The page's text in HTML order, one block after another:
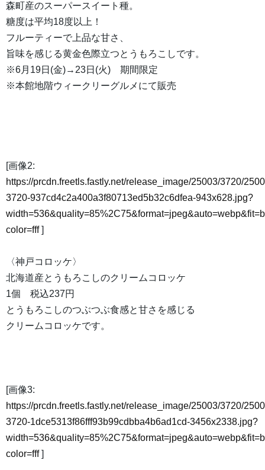
森町産のスーパースイート種。
糖度は平均18度以上！
フルーティーで上品な甘さ、
旨味を感じる黄金色際立つとうもろこしです。
※6月19日(金)→23日(火) 期間限定
※本館地階ウィークリーグルメにて販売
[画像2:
https://prcdn.freetls.fastly.net/release_image/25003/3720/
3720-937cd4c2a400a3f80713ed5b32c6dfea-943x628.jpg?
color=fff]
〈神戸コロッケ〉
北海道産とうもろこしのクリームコロッケ
1個 税込237円
とうもろこしのつぶつぶ食感と甘さを感じる
クリームコロッケです。
[画像3:
https://prcdn.freetls.fastly.net/release_image/25003/3720/
3720-1dce5313f86fff93b99cdbba4b6ad1cd-3456x2338.jpg?
color=fff]